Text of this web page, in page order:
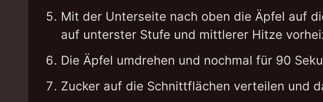
Mit der Unterseite nach oben die Äpfel auf
auf unterster Stufe und mittlerer Hitze
Die Äpfel umdrehen und nochmal für 90
Zucker auf die Schnittflächen verteilen und